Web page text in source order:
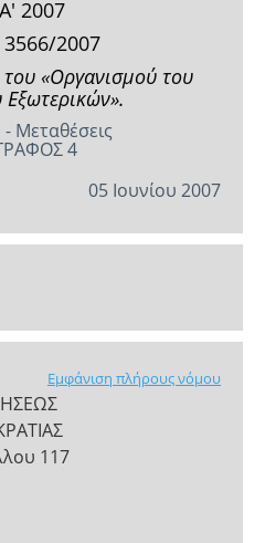
2007
2007
«Οργανισμού του
Εξωτερικών».
Μεταθέσεις
4
05 Ιουνίου 2007
Εμφάνιση πλήρους νόμου
117